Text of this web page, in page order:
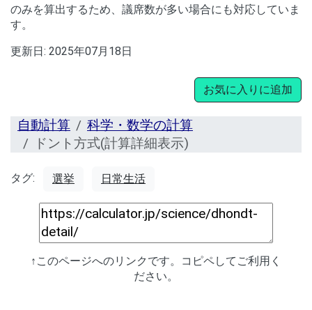
のみを算出するため、議席数が多い場合にも対応していま
す。
更新日: 2025年07月18日
お気に入りに追加
自動計算
科学・数学の計算
ドント方式(計算詳細表示)
タグ: 選挙 日常生活
↑このページへのリンクです。コピペしてご利用く
ださい。